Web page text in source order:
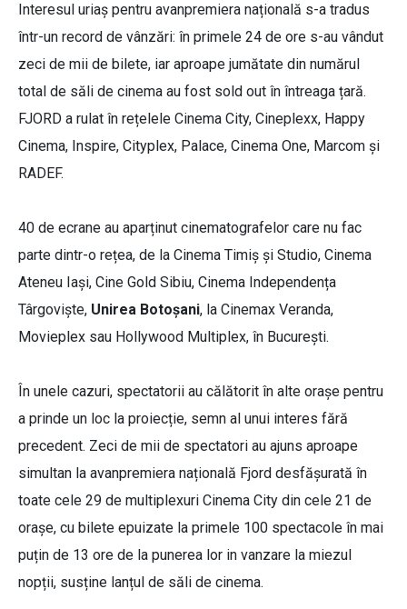
Interesul uriaș pentru avanpremiera națională s-a tradus
într-un record de vânzări: în primele 24 de ore s-au vândut
zeci de mii de bilete, iar aproape jumătate din numărul
total de săli de cinema au fost sold out în întreaga țară.
FJORD a rulat în rețelele Cinema City, Cineplexx, Happy
Cinema, Inspire, Cityplex, Palace, Cinema One, Marcom și
RADEF.
40 de ecrane au aparținut cinematografelor care nu fac
parte dintr-o rețea, de la Cinema Timiș și Studio, Cinema
Ateneu Iași, Cine Gold Sibiu, Cinema Independența
Târgoviște, Unirea Botoșani, la Cinemax Veranda,
Movieplex sau Hollywood Multiplex, în București.
În unele cazuri, spectatorii au călătorit în alte orașe pentru
a prinde un loc la proiecție, semn al unui interes fără
precedent. Zeci de mii de spectatori au ajuns aproape
simultan la avanpremiera națională Fjord desfășurată în
toate cele 29 de multiplexuri Cinema City din cele 21 de
orașe, cu bilete epuizate la primele 100 spectacole în mai
puțin de 13 ore de la punerea lor in vanzare la miezul
nopții, susține lanțul de săli de cinema.